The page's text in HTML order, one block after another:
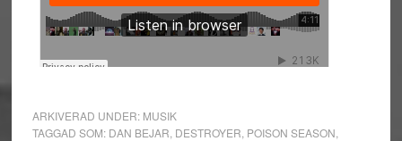
ARKIVERAD UNDER: MUSIK
TAGGAD SOM: DAN BEJAR DESTROYER POISON SEASON